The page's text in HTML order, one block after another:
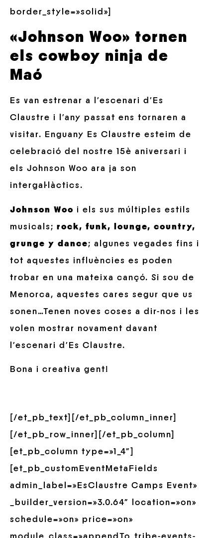
border_style=»solid»]
«Johnson Woo» tornen
els cowboy ninja de
Maó
Es van estrenar a l’escenari d’Es
Claustre i l’any passat ens tornaren a
visitar. Enguany Es Claustre esteim de
celebració del nostre 15è aniversari i
els Johnson Woo ara ja son
intergal·làctics.
Johnson Woo i els sus múltiples estils
musicals; rock, funk, lounge, country,
grunge y dance; algunes vegades fins i
tot aquestes influències es poden
trobar en una mateixa cançó. Si sou de
Menorca, aquestes cares segur que us
sonen…Tenen noves coses a dir-nos i les
volen mostrar novament davant
l’escenari d’Es Claustre.
Bona i creativa gent!
[/et_pb_text][/et_pb_column_inner]
[/et_pb_row_inner][/et_pb_column]
[et_pb_column type=»1_4″]
[et_pb_customEventMetaFields
admin_label=»EsClaustre Camps Event»
_builder_version=»3.0.64″ location=»on»
schedule=»on» price=»on»